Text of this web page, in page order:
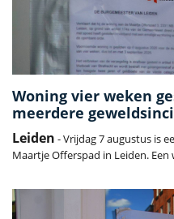
Woning vier weken
meerdere
Leiden - Vrijdag 7 augustus is
Maartje Offerspad in Leiden. Een